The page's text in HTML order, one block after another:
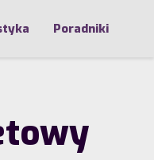
Poradniki